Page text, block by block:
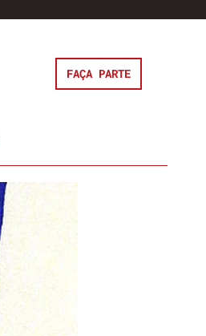
FAÇA PARTE